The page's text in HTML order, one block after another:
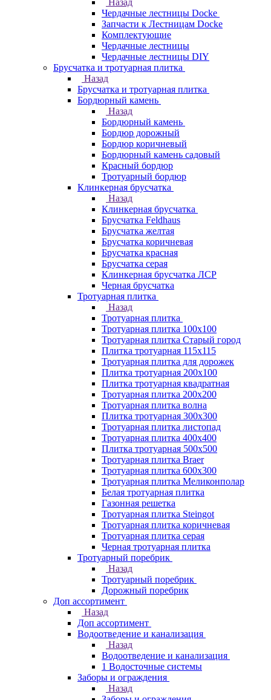
Назад
Чердачные лестницы Docke
Запчасти к Лестницам Docke
Комплектующие
Чердачные лестницы
Чердачные лестницы DIY
Брусчатка и тротуарная плитка
Назад
Брусчатка и тротуарная плитка
Бордюрный камень
Назад
Бордюрный камень
Бордюр дорожный
Бордюр коричневый
Бордюрный камень садовый
Красный бордюр
Тротуарный бордюр
Клинкерная брусчатка
Назад
Клинкерная брусчатка
Брусчатка Feldhaus
Брусчатка желтая
Брусчатка коричневая
Брусчатка красная
Брусчатка серая
Клинкерная брусчатка ЛСР
Черная брусчатка
Тротуарная плитка
Назад
Тротуарная плитка
Тротуарная плитка 100x100
Тротуарная плитка Старый город
Плитка тротуарная 115x115
Тротуарная плитка для дорожек
Плитка тротуарная 200х100
Плитка тротуарная квадратная
Тротуарная плитка 200х200
Тротуарная плитка волна
Плитка тротуарная 300х300
Тротуарная плитка листопад
Тротуарная плитка 400х400
Плитка тротуарная 500x500
Тротуарная плитка Braer
Тротуарная плитка 600х300
Тротуарная плитка Меликонполар
Белая тротуарная плитка
Газонная решетка
Тротуарная плитка Steingot
Тротуарная плитка коричневая
Тротуарная плитка серая
Черная тротуарная плитка
Тротуарный поребрик
Назад
Тротуарный поребрик
Дорожный поребрик
Доп ассортимент
Назад
Доп ассортимент
Водоотведение и канализация
Назад
Водоотведение и канализация
1 Водосточные системы
Заборы и ограждения
Назад